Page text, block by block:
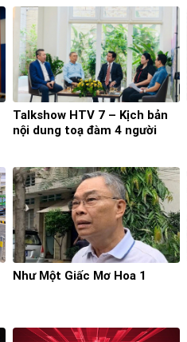
Talkshow HTV 7 – Kịch bản
nội dung toạ đàm 4 người
Như Một Giấc Mơ Hoa 1